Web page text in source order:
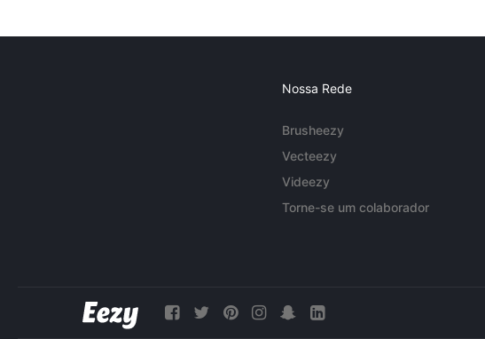
Nossa Rede
Brusheezy
Vecteezy
Videezy
Torne-se um colaborador